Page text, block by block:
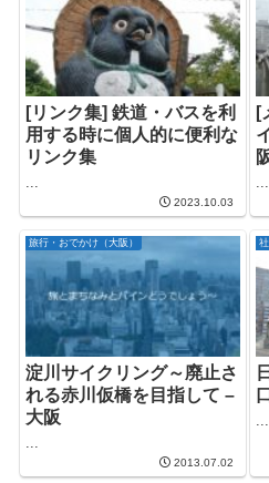
[リンク集] 鉄道・バスを利
用する時に個人的に便利な
リンク集
...
2023.10.03
[
...
旅行・おでかけ（大阪）
淀川サイクリング～廃止さ
れる赤川仮橋を目指して –
大阪
2013.07.02